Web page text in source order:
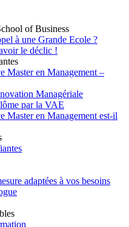
of Business
à une Grande Ecole ?
le déclic !
Master en Management –
Managériale
par la VAE
en Management est-il
adaptées à vos besoins